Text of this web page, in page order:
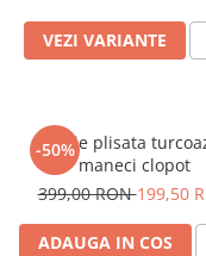
VEZI VARIANTE
-50%
Rochie plisata
maneci clopot
399,00 RON199,50
ADAUGA IN COS